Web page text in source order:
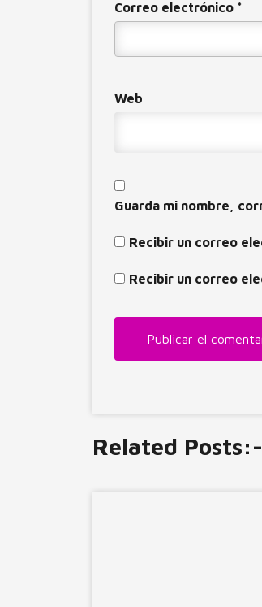
Correo electrónico *
Web
Guarda mi nombre,
Recibir un correo
Recibir un correo
Related Posts:-